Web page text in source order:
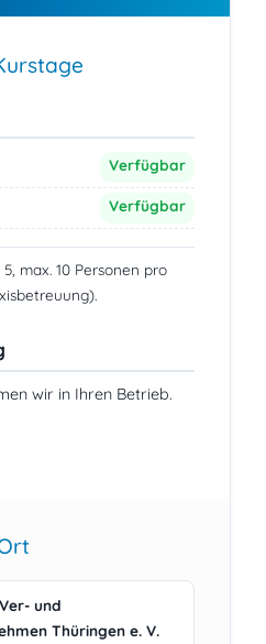
Verfügbar
Verfügbar
5, max. 10 Personen pro
wir in Ihren Betrieb.
und
Thüringen e. V.